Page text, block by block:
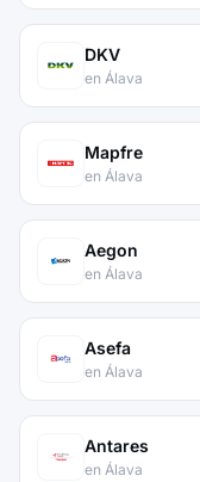
DKV
en Álava
Mapfre
en Álava
Aegon
en Álava
Asefa
en Álava
Antares
en Álava